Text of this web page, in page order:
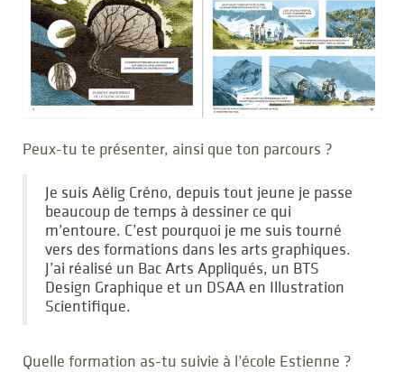
Peux-tu te présenter, ainsi que ton parcours ?
Je suis Aëlig Créno, depuis tout jeune je passe
beaucoup de temps à dessiner ce qui
m’entoure. C’est pourquoi je me suis tourné
vers des formations dans les arts graphiques.
J’ai réalisé un Bac Arts Appliqués, un BTS
Design Graphique et un DSAA en Illustration
Scientifique.
Quelle formation as-tu suivie à l’école Estienne ?